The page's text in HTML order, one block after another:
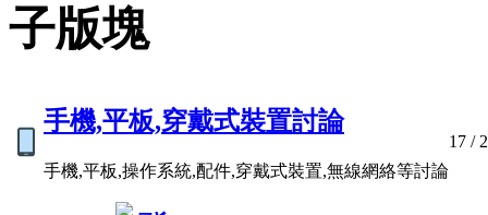
子版塊
手機,平板,穿戴式裝置討論
手機,平板,操作系統,配件,穿戴式裝置,無線網絡等討論
17 /